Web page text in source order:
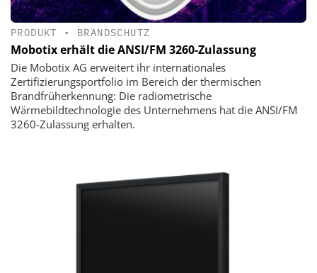
PRODUKT • BRANDSCHUTZ
Mobotix erhält die ANSI/FM 3260-Zulassung
Die Mobotix AG erweitert ihr internationales
Zertifizierungsportfolio im Bereich der thermischen
Brandfrüherkennung: Die radiometrische
Wärmebildtechnologie des Unternehmens hat die ANSI/FM
3260-Zulassung erhalten.